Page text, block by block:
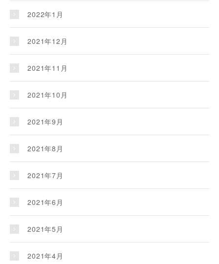
2022年1月
2021年12月
2021年11月
2021年10月
2021年9月
2021年8月
2021年7月
2021年6月
2021年5月
2021年4月